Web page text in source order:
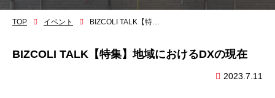
TOP イベント BIZCOLI TALK【特集】地域におけるDXの現在
BIZCOLI TALK【特集】地域におけるDXの現在
2023.7.11